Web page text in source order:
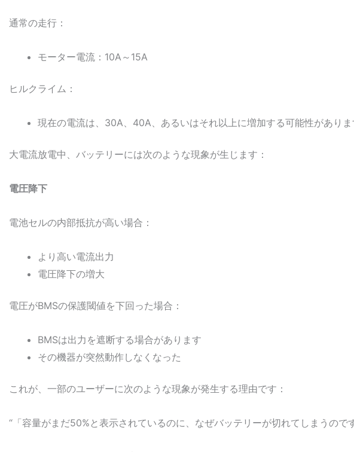
通常の走行：
モーター電流：10A～15A
ヒルクライム：
現在の電流は、30A、40A、あるいはそれ以上に増加する可能性がありま
大電流放電中、バッテリーには次のような現象が生じます：
電圧降下
電池セルの内部抵抗が高い場合：
より高い電流出力
電圧降下の増大
電圧がBMSの保護閾値を下回った場合：
BMSは出力を遮断する場合があります
その機器が突然動作しなくなった
これが、一部のユーザーに次のような現象が発生する理由です：
“「容量がまだ50%と表示されているのに、なぜバッテリーが切れてしまうので